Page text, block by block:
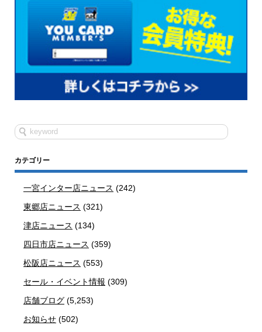
カテゴリー
一宮インター店ニュース (242)
東郷店ニュース (321)
津店ニュース (134)
四日市店ニュース (359)
松阪店ニュース (553)
セール・イベント情報 (309)
店舗ブログ (5,253)
お知らせ (502)